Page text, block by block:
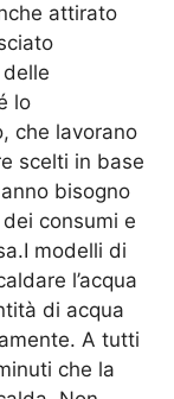
attirato
lo
che lavorano
scelti in base
bisogno
consumi e
modelli di
l’acqua
di acqua
A tutti
che la